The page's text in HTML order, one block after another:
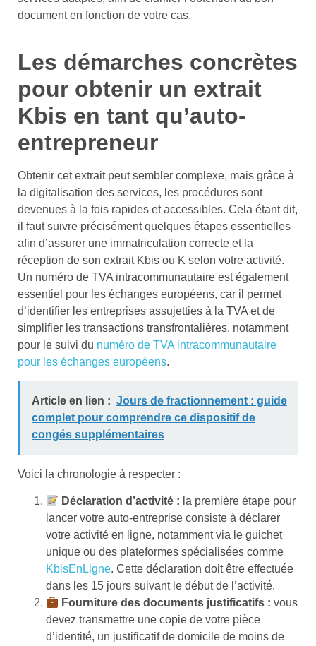
document en fonction de votre cas.
Les démarches concrètes
pour obtenir un extrait
Kbis en tant qu’auto-
entrepreneur
Obtenir cet extrait peut sembler complexe, mais grâce à
la digitalisation des services, les procédures sont
devenues à la fois rapides et accessibles. Cela étant dit,
il faut suivre précisément quelques étapes essentielles
afin d’assurer une immatriculation correcte et la
réception de son extrait Kbis ou K selon votre activité.
Un numéro de TVA intracommunautaire est également
essentiel pour les échanges européens, car il permet
d’identifier les entreprises assujetties à la TVA et de
simplifier les transactions transfrontalières, notamment
pour le suivi du numéro de TVA intracommunautaire
pour les échanges européens.
Article en lien : Jours de fractionnement : guide
complet pour comprendre ce dispositif de
congés supplémentaires
Voici la chronologie à respecter :
Déclaration d’activité : la première étape pour
lancer votre auto-entreprise consiste à déclarer
votre activité en ligne, notamment via le guichet
unique ou des plateformes spécialisées comme
KbisEnLigne. Cette déclaration doit être effectuée
dans les 15 jours suivant le début de l’activité.
Fourniture des documents justificatifs : vous
devez transmettre une copie de votre pièce
d’identité, un justificatif de domicile de moins de